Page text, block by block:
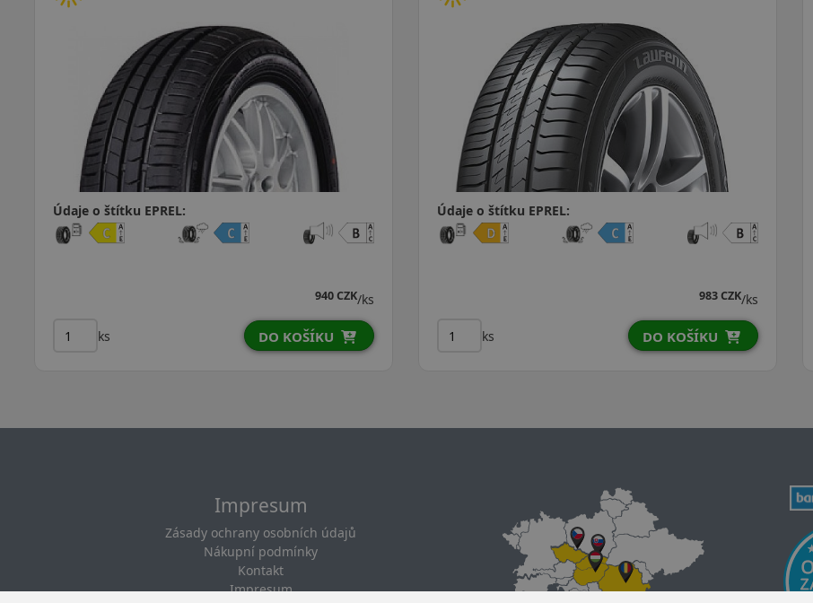
DO KOŠÍKU ks DO KOŠÍKU ks
Impresum
Zásady ochrany osobních údajů
Nákupní podmínky
Kontakt
Impresum